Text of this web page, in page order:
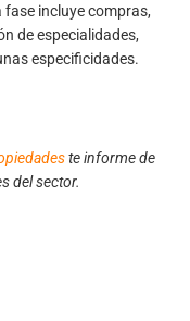
incluye compras,
de especialidades,
especificidades.
te informe de
del sector.